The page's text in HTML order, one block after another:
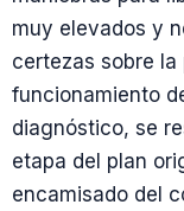
muy elevados y
certezas sobre la
funcionamiento
diagnóstico, se
etapa del plan
encamisado del